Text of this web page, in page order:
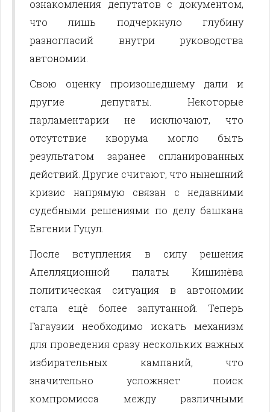
ознакомления депутатов с документом,
что лишь подчеркнуло глубину
разногласий внутри руководства
автономии.
Свою оценку произошедшему дали и
другие депутаты. Некоторые
парламентарии не исключают, что
отсутствие кворума могло быть
результатом заранее спланированных
действий. Другие считают, что нынешний
кризис напрямую связан с недавними
судебными решениями по делу башкана
Евгении Гуцул.
После вступления в силу решения
Апелляционной палаты Кишинёва
политическая ситуация в автономии
стала ещё более запутанной. Теперь
Гагаузии необходимо искать механизм
для проведения сразу нескольких важных
избирательных кампаний, что
значительно усложняет поиск
компромисса между различными